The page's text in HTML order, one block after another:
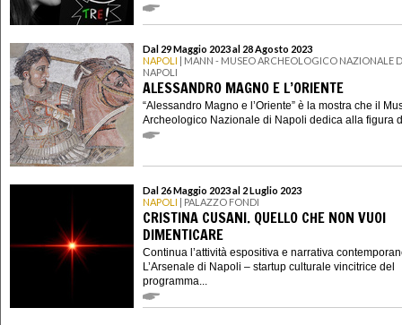
Dal 29 Maggio 2023 al 28 Agosto 2023
NAPOLI | MANN - MUSEO ARCHEOLOGICO NAZIONALE
NAPOLI
ALESSANDRO MAGNO E L’ORIENTE
“Alessandro Magno e l’Oriente” è la mostra che il
Archeologico Nazionale di Napoli dedica alla figura
Dal 26 Maggio 2023 al 2 Luglio 2023
NAPOLI | PALAZZO FONDI
CRISTINA CUSANI. QUELLO CHE NON VUOI
DIMENTICARE
Continua l’attività espositiva e narrativa
L’Arsenale di Napoli – startup culturale vincitrice del
programma...